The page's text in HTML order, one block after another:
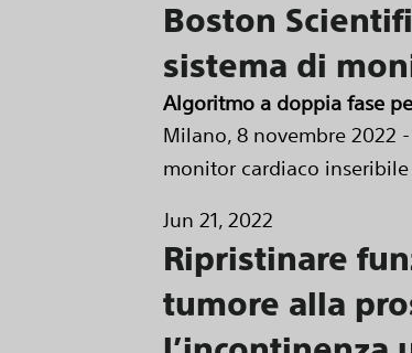
Boston
sistema di
Algoritmo a doppia fase
Milano, 8 novembre 2022
monitor cardiaco
Jun 21, 2022
Ripristinare
tumore alla